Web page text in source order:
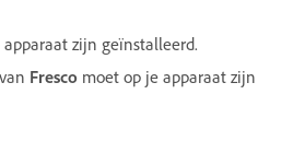
zijn geïnstalleerd.
Fresco moet op je apparaat zijn